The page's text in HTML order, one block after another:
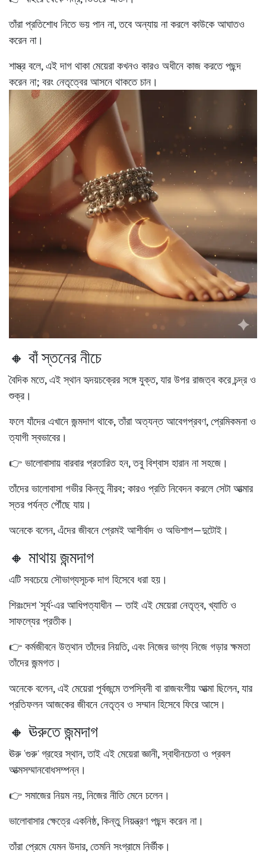
তাঁরা প্রতিশোধ নিতে ভয় পান না, তবে অন্যায় না করলে কাউকে আঘাতও
করেন না।
শাস্ত্র বলে, এই দাগ থাকা মেয়েরা কখনও কারও অধীনে কাজ করতে পছন্দ
করেন না; বরং নেতৃত্বের আসনে থাকতে চান।
🔸 বাঁ স্তনের নীচে
বৈদিক মতে, এই স্থান হৃদয়চক্রের সঙ্গে যুক্ত, যার উপর রাজত্ব করেচন্দ্র ও
শুক্র।
ফলে যাঁদের এখানে জন্মদাগ থাকে, তাঁরাঅত্যন্ত আবেগপ্রবণ, প্রেমিকমনা ও
ত্যাগী স্বভাবের।
👉 ভালোবাসায় বারবার প্রতারিত হন, তবু বিশ্বাস হারান না সহজে।
তাঁদের ভালোবাসা গভীর কিন্তু নীরব; কারও প্রতি নিবেদন করলে সেটা আত্মার
স্তর পর্যন্ত পৌঁছে যায়।
অনেকে বলেন, এঁদের জীবনে প্রেমই আশীর্বাদ ও অভিশাপ—দুটোই।
🔸 মাথায় জন্মদাগ
এটি সবচেয়ে সৌভাগ্যসূচক দাগ হিসেবে ধরা হয়।
শিরঃদেশ ‘সূর্য’-এর আধিপত্যাধীন — তাই এই মেয়েরানেতৃত্ব, খ্যাতি ও
সাফল্যের প্রতীক।
👉 কর্মজীবনে উত্থান তাঁদের নিয়তি, এবং নিজের ভাগ্য নিজে গড়ার ক্ষমতা
তাঁদের জন্মগত।
অনেকে বলেন, এই মেয়েরা পূর্বজন্মে তপস্বিনী বা রাজবংশীয় আত্মা ছিলেন, যার
প্রতিফলন আজকের জীবনে নেতৃত্ব ও সম্মান হিসেবে ফিরে আসে।
🔸 ঊরুতে জন্মদাগ
ঊরু ‘গুরু’ গ্রহের স্থান, তাই এই মেয়েরাজ্ঞানী, স্বাধীনচেতা ও প্রবল
আত্মসম্মানবোধসম্পন্ন ।
👉 সমাজের নিয়ম নয়, নিজের নীতি মেনে চলেন।
ভালোবাসার ক্ষেত্রে একনিষ্ঠ, কিন্তু নিয়ন্ত্রণ পছন্দ করেন না।
তাঁরা প্রেমে যেমন উদার, তেমনি সংগ্রামে নির্ভীক।